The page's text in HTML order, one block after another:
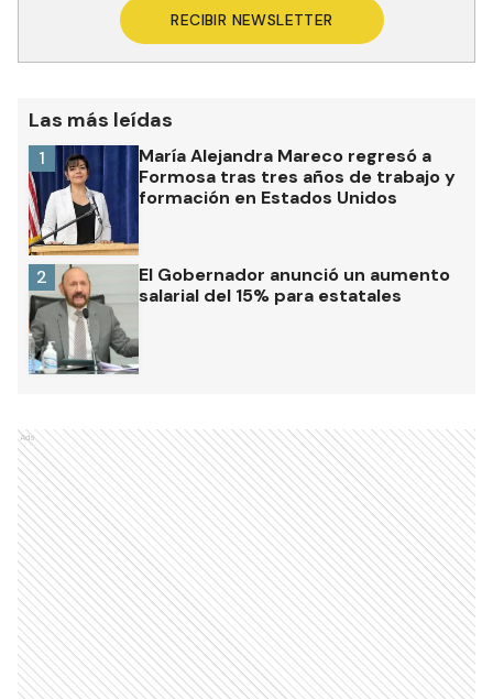
RECIBIR NEWSLETTER
Las más leídas
María Alejandra Mareco regresó a
Formosa tras tres años de trabajo y
formación en Estados Unidos
1
El Gobernador anunció un aumento
salarial del 15% para estatales
2
Ads